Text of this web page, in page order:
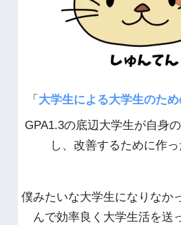
「 大学生による大学生のた
GPA1.3の底辺大学生が自身
し、改善するために作っ
僕みたいな大学生になりなか
んで効率良く大学生活を送